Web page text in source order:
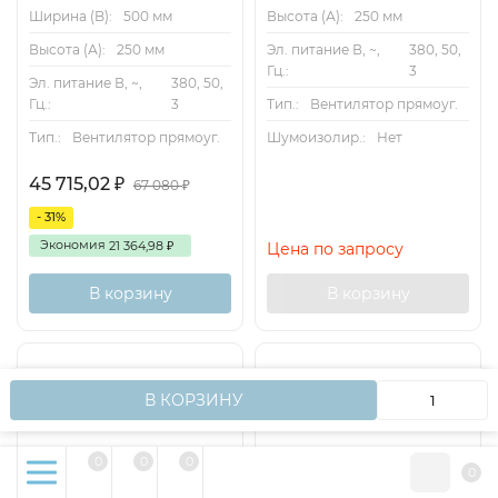
В КОРЗИНУ
Вентиляторы не требуют специального технического
ухода. Единственное требование — чистка крыльчатки.
Сертификат
Ширина (B):
500 мм
Высота (А):
250 мм
Эл. питание В, ~,
Гц.:
380, 50,
3
Тип.:
Вентилятор прямоуг.
45 715,02 ₽ 67 080₽
- 31%
Экономия 21 364,98 ₽
В корзину
Высота (А):
250 мм
Эл. питание В, ~,
Гц.:
380, 50,
3
Тип.:
Вентилятор прямоуг.
Шумоизолир.:
Нет
Цена по запросу
В корзину
быстрее для вас.